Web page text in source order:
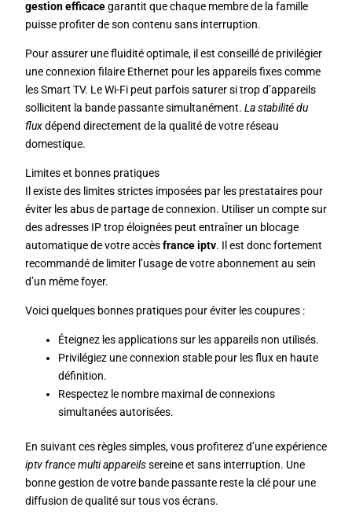
gestion efficacegarantit que chaque membre de la famille
puisse profiter de son contenu sans interruption.
Pour assurer une fluidité optimale, il est conseillé de privilégier
une connexion filaire Ethernet pour les appareils fixes comme
les Smart TV. Le Wi-Fi peut parfois saturer si trop d’appareils
sollicitent la bande passante simultanément. La stabilité du
fluxdépend directement de la qualité de votre réseau
domestique.
Limites et bonnes pratiques
Il existe des limites strictes imposées par les prestataires pour
éviter les abus de partage de connexion. Utiliser un compte sur
des adresses IP trop éloignées peut entraîner un blocage
automatique de votre accèsfrance iptv. Il est donc fortement
recommandé de limiter l’usage de votre abonnement au sein
d’un même foyer.
Voici quelques bonnes pratiques pour éviter les coupures :
Éteignez les applications sur les appareils non utilisés.
Privilégiez une connexion stable pour les flux en haute
définition.
Respectez le nombre maximal de connexions
simultanées autorisées.
En suivant ces règles simples, vous profiterez d’une expérience
iptv france multi appareilssereine et sans interruption. Une
bonne gestion de votre bande passante reste la clé pour une
diffusion de qualité sur tous vos écrans.